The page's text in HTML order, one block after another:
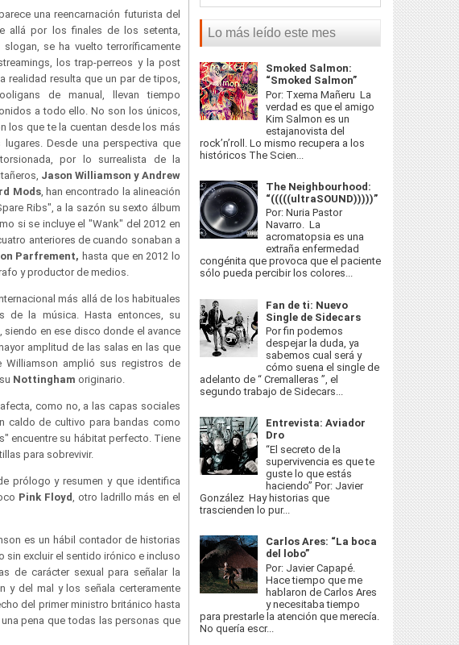
una reencarnación futurista del
allá por los finales de los setenta,
se ha vuelto terroríficamente
los trap-perreos y la post
realidad resulta que un par de tipos,
de manual, llevan tiempo
a todo ello. No son los únicos,
los que te la cuentan desde los más
Desde una perspectiva que
por lo surrealista de la
Jason Williamson y Andrew
Mods, han encontrado la alineación
Ribs", a la sazón su sexto álbum
si se incluye el "Wank" del 2012 en
anteriores de cuando sonaban a
Parfrement, hasta que en 2012 lo
y productor de medios.
más allá de los habituales
de la música. Hasta entonces, su
en ese disco donde el avance
amplitud de las salas en las que
amplió sus registros de
Nottingham originario.
como no, a las capas sociales
caldo de cultivo para bandas como
encuentre su hábitat perfecto. Tiene
para sobrevivir.
prólogo y resumen y que identifica
Pink Floyd, otro ladrillo más en el
es un hábil contador de historias
sin excluir el sentido irónico e incluso
de carácter sexual para señalar la
y del mal y los señala certeramente
del primer ministro británico hasta
pena que todas las personas que
Lo más leído este mes
Smoked Salmon:
“Smoked Salmon”
Por: Txema Mañeru La
verdad es que el amigo
Kim Salmon es un
estajanovista del
rock’n’roll. Lo mismo recupera a los
históricos The Scien...
The Neighbourhood:
“(((((ultraSOUND)))))”
Por: Nuria Pastor
Navarro. La
acromatopsia es una
extraña enfermedad
congénita que provoca que el paciente
sólo pueda percibir los colores...
Fan de ti: Nuevo
Single de Sidecars
Por fin podemos
despejar la duda, ya
sabemos cual será y
cómo suena el single de
adelanto de “ Cremalleras ”, el
segundo trabajo de Sidecars...
Entrevista: Aviador
Dro
“El secreto de la
supervivencia es que te
guste lo que estás
haciendo” Por: Javier
González Hay historias que
trascienden lo pur...
Carlos Ares: “La boca
del lobo”
Por: Javier Capapé.
Hace tiempo que me
hablaron de Carlos Ares
y necesitaba tiempo
para prestarle la atención que merecía.
No quería escr...